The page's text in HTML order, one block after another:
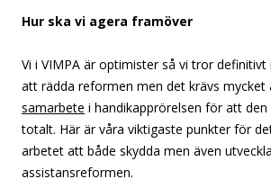
Hur ska vi agera framöver
Vi i VIMPA är optimister så vi tror
att rädda reformen men det krävs mycket
samarbete i handikapprörelsen för att den
totalt. Här är våra viktigaste punkter för
arbetet att både skydda men även utveckla
assistansreformen.